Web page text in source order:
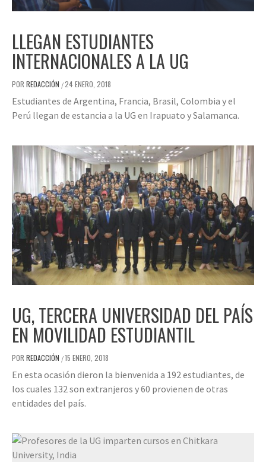
LLEGAN ESTUDIANTES
INTERNACIONALES A LA UG
POR REDACCIÓN /24 ENERO, 2018
Estudiantes de Argentina, Francia, Brasil, Colombia y el
Perú llegan de estancia a la UG en Irapuato y Salamanca.
UG, TERCERA UNIVERSIDAD DEL PAÍS
EN MOVILIDAD ESTUDIANTIL
POR REDACCIÓN /15 ENERO, 2018
En esta ocasión dieron la bienvenida a 192 estudiantes, de
los cuales 132 son extranjeros y 60 provienen de otras
entidades del país.